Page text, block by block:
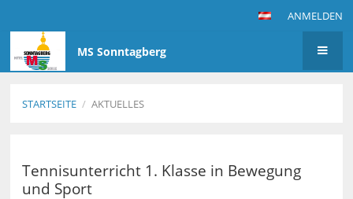
ANMELDEN
MS Sonntagberg
STARTSEITE / AKTUELLES
Tennisunterricht 1. Klasse in Bewegung
und Sport